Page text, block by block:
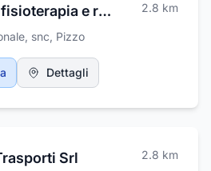
Studio di fisioterapia e riabilitazione Dott.Dario Colafato 2.8 km
snc, Pizzo
Dettagli
Srl 2.8 km